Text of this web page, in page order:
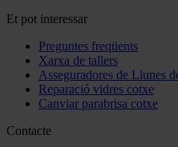
Et pot interessar
Preguntes freqüents
Xarxa de tallers
Asseguradores de Llunes
Reparació vidres cotxe
Canviar parabrisa cotxe
Contacte